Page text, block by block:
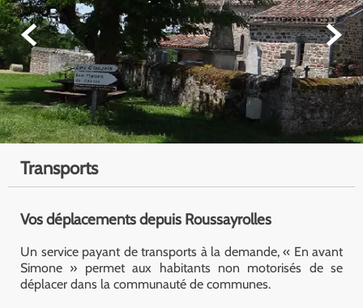
 
Transports
Vos déplacements depuis Roussayrolles
Un service payant de transports à la demande, « En avant
Simone » permet aux habitants non motorisés de se
déplacer dans la communauté de communes.